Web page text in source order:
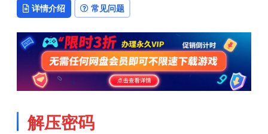
详情介绍 常见问题
解压密码